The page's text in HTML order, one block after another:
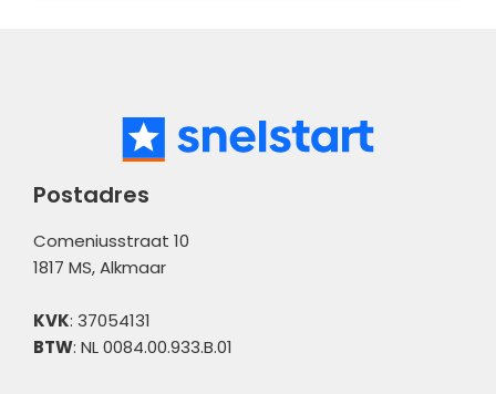
Postadres
Comeniusstraat 10
1817 MS, Alkmaar
KVK: 37054131
BTW: NL 0084.00.933.B.01